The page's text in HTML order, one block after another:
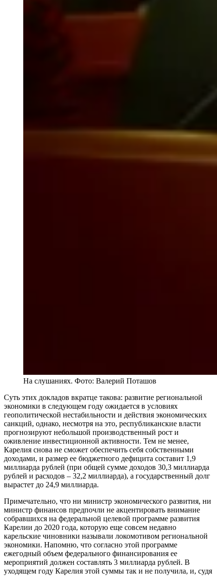
На слушаниях. Фото: Валерий Поташов
Суть этих докладов вкратце такова: развитие региональной
экономики в следующем году ожидается в условиях
геополитической нестабильности и действия экономических
санкций, однако, несмотря на это, республиканские власти
прогнозируют небольшой производственный рост и
оживление инвестиционной активности. Тем не менее,
Карелия снова не сможет обеспечить себя собственными
доходами, и размер ее бюджетного дефицита составит 1,9
миллиарда рублей (при общей сумме доходов 30,3 миллиарда
рублей и расходов – 32,2 миллиарда), а государственный долг
вырастет до 24,9 миллиарда.
Примечательно, что ни министр экономического развития, ни
министр финансов предпочли не акцентировать внимание
собравшихся на федеральной целевой программе развития
Карелии до 2020 года, которую еще совсем недавно
карельские чиновники называли локомотивом региональной
экономики. Напомню, что согласно этой программе
ежегодный объем федерального финансирования ее
мероприятий должен составлять 3 миллиарда рублей. В
уходящем году Карелия этой суммы так и не получила, и, судя